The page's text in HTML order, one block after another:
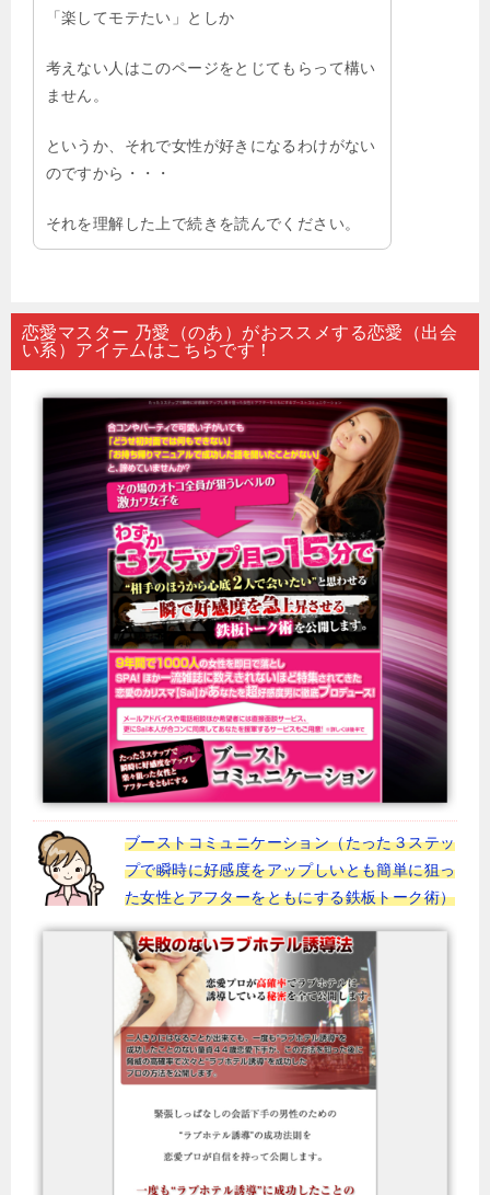
「楽してモテたい」としか
考えない人はこのページをとじてもらって構い
ません。
というか、それで女性が好きになるわけがない
のですから・・・
それを理解した上で続きを読んでください。
恋愛マスター 乃愛（のあ）がおススメする恋愛（出会
い系）アイテムはこちらです！
ブーストコミュニケーション（たった３ステッ
プで瞬時に好感度をアップしいとも簡単に狙っ
た女性とアフターをともにする鉄板トーク術）